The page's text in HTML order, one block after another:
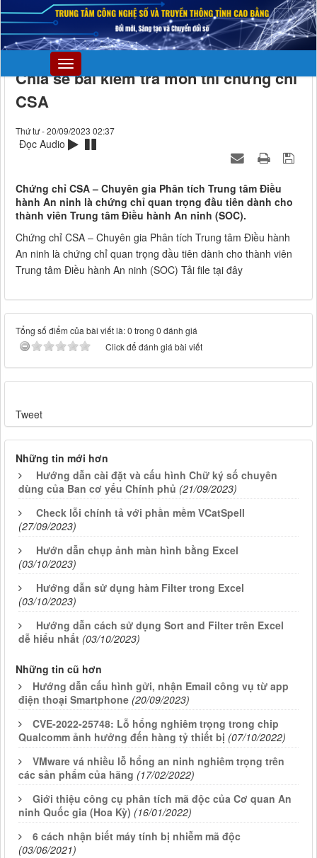
Chia sẻ bài kiểm tra môn thi chứng chỉ
CSA
Thứ tư - 20/09/2023 02:37
Đọc Audio
Chứng chỉ CSA – Chuyên gia Phân tích Trung tâm Điều
hành An ninh là chứng chỉ quan trọng đầu tiên dành cho
thành viên Trung tâm Điều hành An ninh (SOC).
Chứng chỉ CSA – Chuyên gia Phân tích Trung tâm Điều hành
An ninh là chứng chỉ quan trọng đầu tiên dành cho thành viên
Trung tâm Điều hành An ninh (SOC) Tải file tại đây
Tổng số điểm của bài viết là: 0 trong 0 đánh giá
Click để đánh giá bài viết
Tweet
Những tin mới hơn
Hướng dẫn cài đặt và cấu hình Chữ ký số chuyên
dùng của Ban cơ yếu Chính phủ (21/09/2023)
Check lỗi chính tả với phần mềm VCatSpell
(27/09/2023)
Hướn dẫn chụp ảnh màn hình bằng Excel
(03/10/2023)
Hướng dẫn sử dụng hàm Filter trong Excel
(03/10/2023)
Hướng dẫn cách sử dụng Sort and Filter trên Excel
dễ hiểu nhất (03/10/2023)
Những tin cũ hơn
Hướng dẫn cấu hình gửi, nhận Email công vụ từ app
điện thoại Smartphone (20/09/2023)
CVE-2022-25748: Lỗ hổng nghiêm trọng trong chip
Qualcomm ảnh hưởng đến hàng tỷ thiết bị (07/10/2022)
VMware vá nhiều lỗ hổng an ninh nghiêm trọng trên
các sản phẩm của hãng (17/02/2022)
Giới thiệu công cụ phân tích mã độc của Cơ quan An
ninh Quốc gia (Hoa Kỳ) (16/01/2022)
6 cách nhận biết máy tính bị nhiễm mã độc
(03/06/2021)